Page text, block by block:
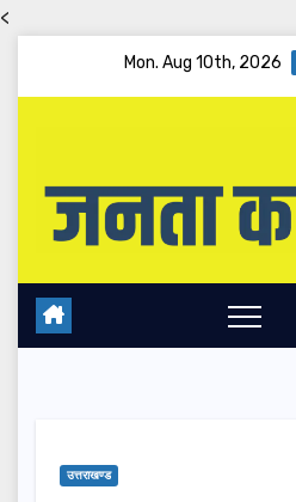
<
Mon. Aug 10th, 2026
उत्तराखण्ड